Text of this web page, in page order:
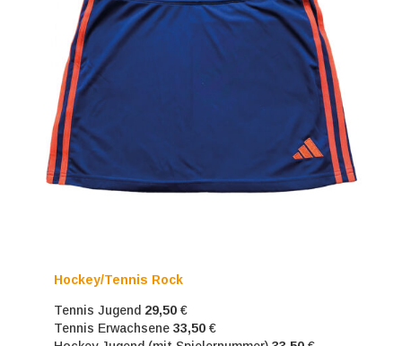
Hockey/Tennis Rock
Tennis Jugend 29,50 €
Tennis Erwachsene 33,50 €